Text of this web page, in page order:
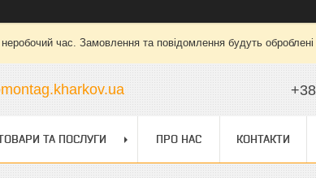
неробочий час. Замовлення та повідомлення будуть
ТА ПОСЛУГИ ПРО НАС КОНТАКТИ